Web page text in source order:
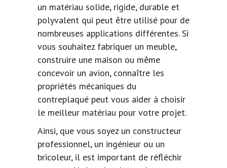
un matériau solide, rigide, durable et
polyvalent qui peut être utilisé pour de
nombreuses applications différentes. Si
vous souhaitez fabriquer un meuble,
construire une maison ou même
concevoir un avion, connaître les
propriétés mécaniques du
contreplaqué peut vous aider à choisir
le meilleur matériau pour votre projet.
Ainsi, que vous soyez un constructeur
professionnel, un ingénieur ou un
bricoleur, il est important de réfléchir